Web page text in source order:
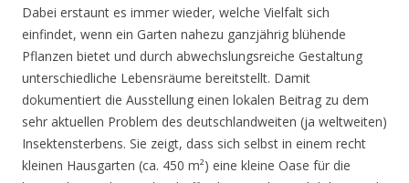
Dabei erstaunt es immer wieder, welche Vielfalt sich
einfindet, wenn ein Garten nahezu ganzjährig blühende
Pflanzen bietet und durch abwechslungsreiche Gestaltung
unterschiedliche Lebensräume bereitstellt. Damit
dokumentiert die Ausstellung einen lokalen Beitrag zu dem
sehr aktuellen Problem des deutschlandweiten (ja weltweiten)
Insektensterbens. Sie zeigt, dass sich selbst in einem recht
kleinen Hausgarten (ca. 450 m²) eine kleine Oase für die